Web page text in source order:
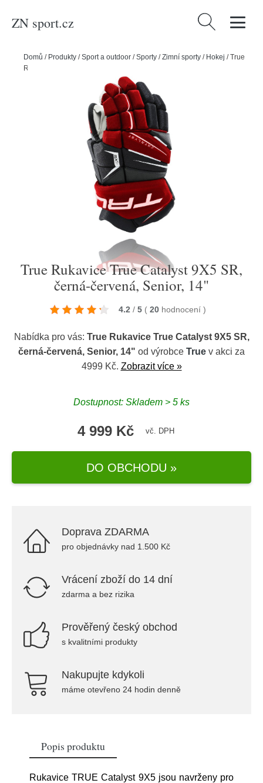
ZN sport.cz Vyhledávání
Domů / Produkty /Sport a outdoor /Sporty /Zimní sporty / Hokej /True
Rukavice True Catalyst 9X5 SR, černá-červená, Senior, 14"
True Rukavice True Catalyst 9X5 SR,
černá-červená, Senior, 14"
4.2 / 5 ( 20 hodnocení )
Nabídka pro vás: True Rukavice True Catalyst 9X5 SR,
černá-červená, Senior, 14" od výrobce True v akci za
4999 Kč. Zobrazit více »
Dostupnost: Skladem > 5 ks
4 999 Kč vč. DPH
DO OBCHODU »
Doprava ZDARMA
pro objednávky nad 1.500 Kč
Vrácení zboží do 14 dní
zdarma a bez rizika
Prověřený český obchod
s kvalitními produkty
Nakupujte kdykoli
máme otevřeno 24 hodin denně
Popis produktu
Rukavice TRUE Catalyst 9X5 jsou navrženy pro